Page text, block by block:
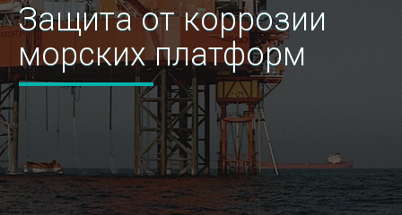
Защита от коррозии
морских платформ